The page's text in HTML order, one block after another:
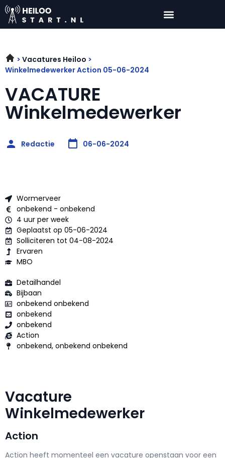
Vacatures Heiloo
Winkelmedewerker Action 05-06-2024
VACATURE
Winkelmedewerker
Redactie 06-06-2024
Wormerveer
onbekend - onbekend
4 uur per week
Geplaatst op 05-06-2024
Solliciteren tot 04-08-2024
Ervaren
MBO
Detailhandel
Bijbaan
onbekend onbekend
onbekend
onbekend
Action
onbekend, onbekend onbekend
Vacature
Winkelmedewerker
Action
Action heeft momenteel een vacature openstaan voor een